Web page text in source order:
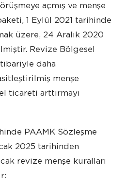
açmış ve menşe
1 Eylül 2021 tarihinde
üzere, 24 Aralık 2020
Revize Bölgesel
daha
menşe
ticareti arttırmayı
PAAMK Sözleşme
2025 tarihinden
revize menşe kuralları